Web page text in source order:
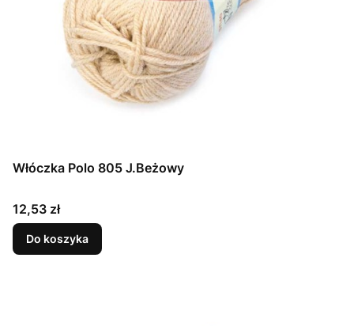
Włóczka Polo 805 J.Beżowy
Cena
12,53 zł
Do koszyka